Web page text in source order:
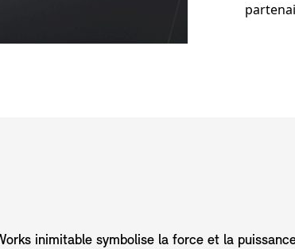
inimitable symbolise la force et la